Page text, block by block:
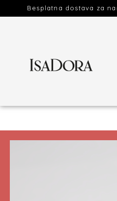
Besplatna dostava za